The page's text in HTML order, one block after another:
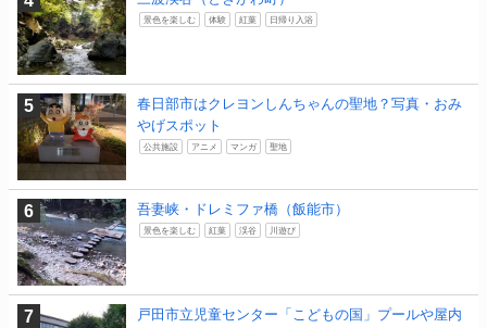
景色を楽しむ 体験 紅葉 日帰り入浴
春日部市はクレヨンしんちゃんの聖地？写真・おみ
やげスポット
公共施設 アニメ マンガ 聖地
吾妻峡・ドレミファ橋（飯能市）
景色を楽しむ 紅葉 渓谷 川遊び
戸田市立児童センター「こどもの国」プールや屋内